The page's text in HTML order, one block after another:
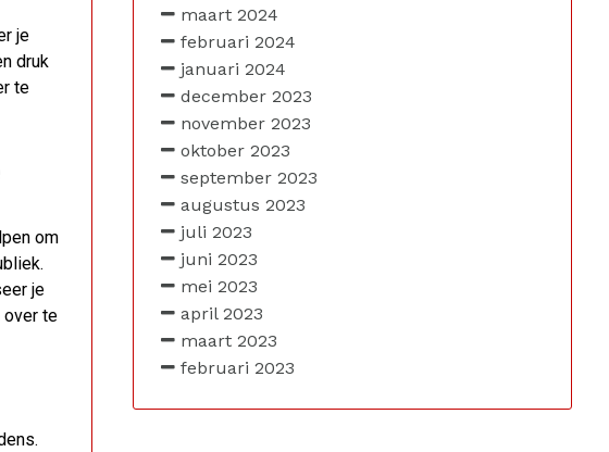
je
druk
te
om
je
over te
maart 2024
februari 2024
januari 2024
december 2023
november 2023
oktober 2023
september 2023
augustus 2023
juli 2023
juni 2023
mei 2023
april 2023
maart 2023
februari 2023